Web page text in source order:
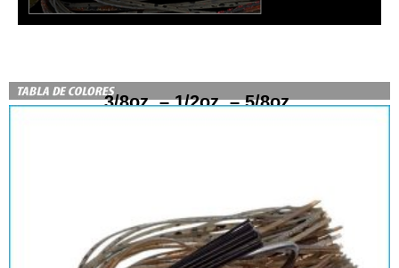
3/8oz. – 1/2oz. – 5/8oz.